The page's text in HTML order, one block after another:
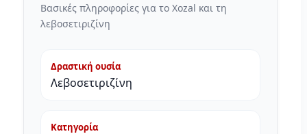
Βασικές πληροφορίες για το Xozal και τη
λεβοσετιριζίνη
Δραστική ουσία
Λεβοσετιριζίνη
Κατηγορία